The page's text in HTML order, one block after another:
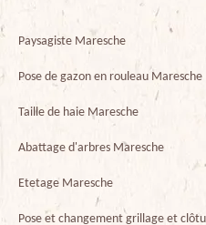
Paysagiste Maresche
Pose de gazon en rouleau Maresche
Taille de haie Maresche
Abattage d'arbres Maresche
Etetage Maresche
Pose et changement grillage et